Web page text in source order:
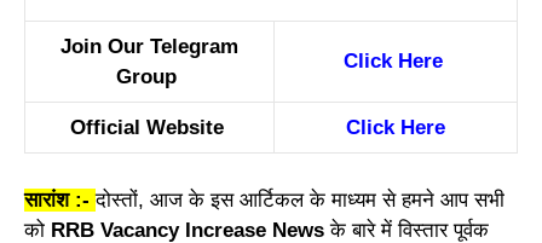
Join Our Telegram
Group
Click Here
Official Website Click Here
सारांश :-दोस्तों, आज के इस आर्टिकल के माध्यम से हमने आप सभी
को RRB Vacancy Increase Newsके बारे में विस्तार पूर्वक